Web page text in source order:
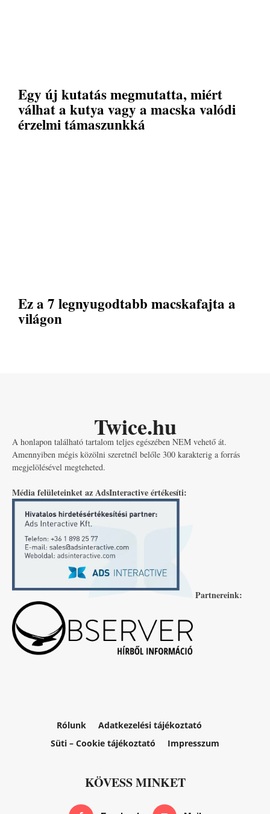
Egy új kutatás megmutatta, miért
válhat a kutya vagy a macska valódi
érzelmi támaszunkká
Ez a 7 legnyugodtabb macskafajta a
világon
Twice.hu
A honlapon található tartalom teljes egészében NEM vehető át.
Amennyiben mégis közölni szeretnél belőle 300 karakterig a forrás
megjelölésével megteheted.
Média felületeinket az AdsInteractive értékesíti:
Partnereink:
Rólunk
Adatkezelési tájékoztató
Süti – Cookie tájékoztató
Impresszum
KÖVESS MINKET